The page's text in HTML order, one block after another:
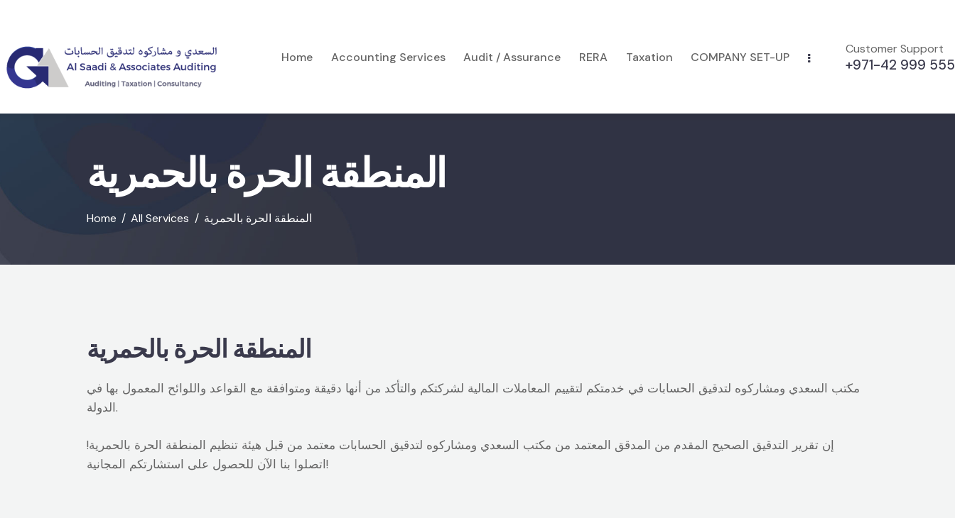
Home Accounting Services Audit / Assurance RERA Taxation COMPANY SET-UP
Customer Support
+971-42 999 555
المنطقة الحرة بالحمرية
Home All Services المنطقة الحرة بالحمرية
المنطقة الحرة بالحمرية
مكتب السعدي ومشاركوه لتدقيق الحسابات في خدمتكم لتقييم المعاملات المالية لشركتكم والتأكد من أنها دقيقة ومتوافقة مع القواعد واللوائح المعمول بها في
الدولة.
إن تقرير التدقيق الصحيح المقدم من المدقق المعتمد من مكتب السعدي ومشاركوه لتدقيق الحسابات معتمد من قبل هيئة تنظيم المنطقة الحرة بالحمرية!
اتصلوا بنا الآن للحصول على استشارتكم المجانية!